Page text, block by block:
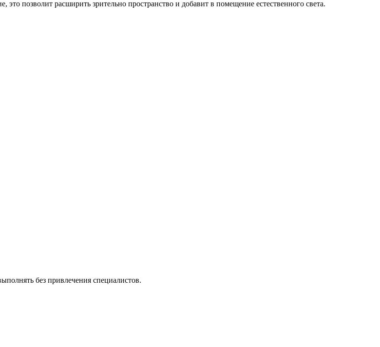
это позволит расширить зрительно пространство и добавит в помещение естественного света.
без привлечения специалистов.